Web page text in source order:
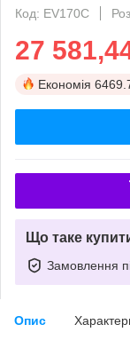
Код: EV170C
27
Економія
Що таке
Замовлення
Опис